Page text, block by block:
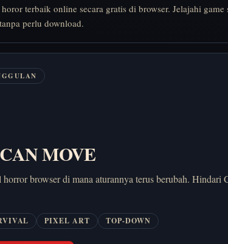
terbaik online secara gratis di browser. Jelajahi
perlu download.
MOVE
browser di mana aturannya terus berubah. Hindari
PIXEL ART TOP-DOWN